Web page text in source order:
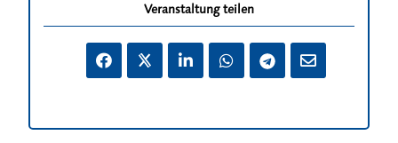
Veranstaltung teilen